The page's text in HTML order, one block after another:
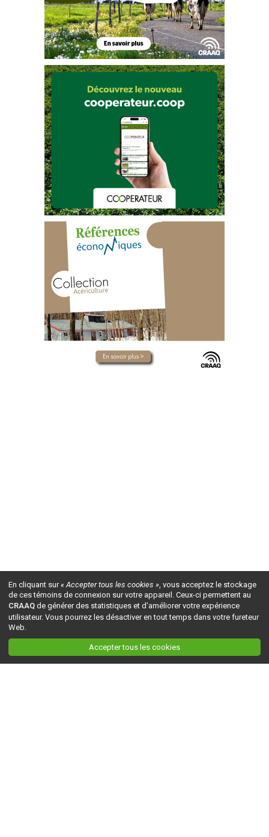
En cliquant sur« Accepter tous les cookies », vous acceptez le stockage
de ces témoins de connexion sur votre appareil. Ceux-ci permettent au
CRAAQ de générer des statistiques et d'améliorer votre expérience
utilisateur. Vous pourrez les désactiver en tout temps dans votre fureteur
Web.
Accepter tous les cookies